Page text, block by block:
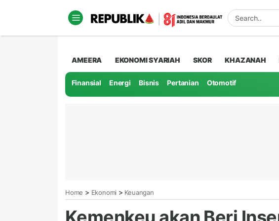
AMEERA EKONOMI SYARIAH SKOR KHAZANAH
Finansial Energi Bisnis Pertanian Otomotif
Home > Ekonomi > Keuangan